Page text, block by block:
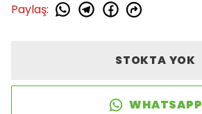
Paylaş:
STOKTA YOK
WHATSAPP